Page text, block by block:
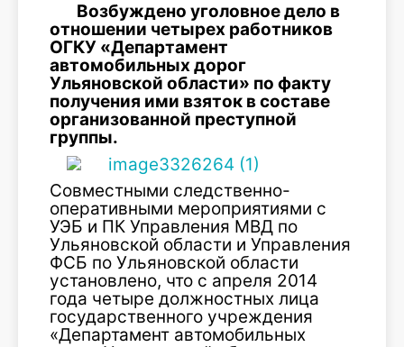
Возбуждено уголовное дело в
отношении четырех работников
ОГКУ «Департамент
автомобильных дорог
Ульяновской области» по факту
получения ими взяток в составе
организованной преступной
группы.
Совместными следственно-
оперативными мероприятиями с
УЭБ и ПК Управления МВД по
Ульяновской области и Управления
ФСБ по Ульяновской области
установлено, что с апреля 2014
года четыре должностных лица
государственного учреждения
«Департамент автомобильных